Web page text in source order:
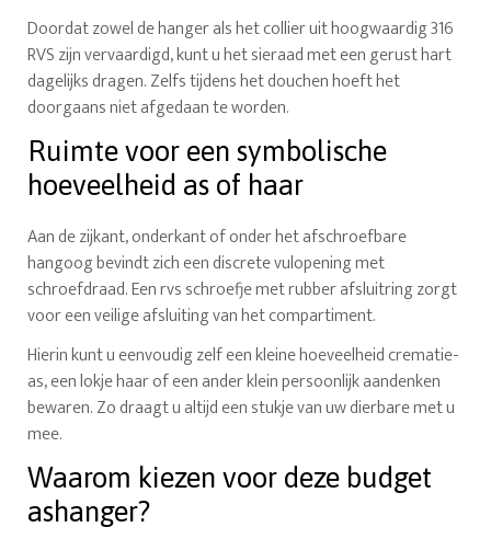
Doordat zowel de hanger als het collier uit hoogwaardig 316
RVS zijn vervaardigd, kunt u het sieraad met een gerust hart
dagelijks dragen. Zelfs tijdens het douchen hoeft het
doorgaans niet afgedaan te worden.
Ruimte voor een symbolische
hoeveelheid as of haar
Aan de zijkant, onderkant of onder het afschroefbare
hangoog bevindt zich een discrete vulopening met
schroefdraad. Een rvs schroefje met rubber afsluitring zorgt
voor een veilige afsluiting van het compartiment.
Hierin kunt u eenvoudig zelf een kleine hoeveelheid crematie-
as, een lokje haar of een ander klein persoonlijk aandenken
bewaren. Zo draagt u altijd een stukje van uw dierbare met u
mee.
Waarom kiezen voor deze budget
ashanger?